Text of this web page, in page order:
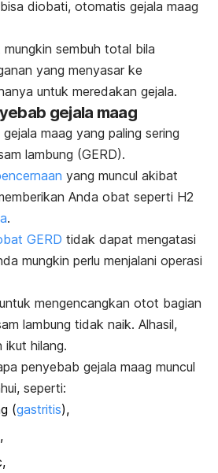
diobati, otomatis gejala maag
sembuh total bila
yang menyasar ke
untuk meredakan gejala.
gejala maag
maag yang paling sering
lambung (GERD).
yang muncul akibat
Anda obat seperti H2
.
GERD tidak dapat mengatasi
mungkin perlu menjalani operasi
mengencangkan otot bagian
lambung tidak naik. Alhasil,
ikut hilang.
penyebab gejala maag muncul
seperti:
(gastritis),